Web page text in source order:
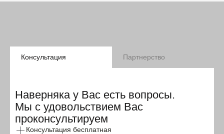
Консультация Партнерство
Наверняка у Вас есть вопросы.
Мы с удовольствием Вас
проконсультируем
Консультация бесплатная